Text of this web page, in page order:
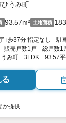
ひうみ町
93.57m² 土地面積
宇」歩37分 指定なし
販売戸数1戸 総戸数
うみ町 3LDK 93.57平
る
か提供